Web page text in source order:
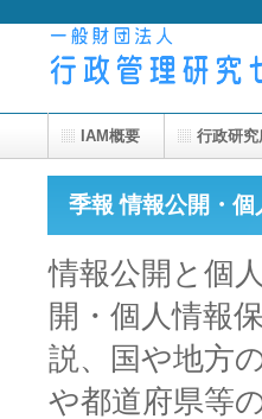
季報 情報公開・個
情報公開と個
開・個人情報
説、国や地方
や都道府県等
IAM概要 行政研究